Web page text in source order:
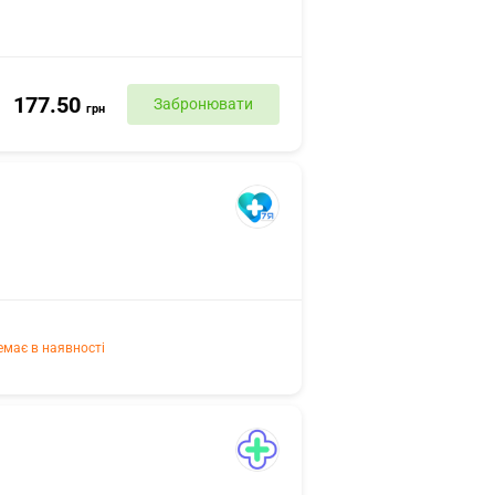
177.50 грн Забронювати
в наявності